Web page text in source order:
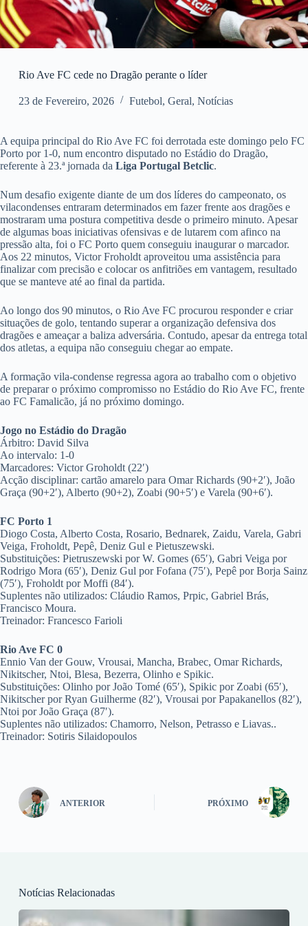
Rio Ave FC cede no Dragão perante o líder
23 de Fevereiro, 2026 Futebol, Geral, Notícias
A equipa principal do Rio Ave FC foi derrotada este domingo pelo FC
Porto por 1-0, num encontro disputado no Estádio do Dragão,
referente à 23.ª jornada da Liga Portugal Betclic.
Num desafio exigente diante de um dos líderes do campeonato, os
vilacondenses entraram determinados em fazer frente aos dragões e
mostraram uma postura competitiva desde o primeiro minuto. Apesar
de algumas boas iniciativas ofensivas e de lutarem com afinco na
pressão alta, foi o FC Porto quem conseguiu inaugurar o marcador.
Aos 22 minutos, Victor Froholdt aproveitou uma assistência para
finalizar com precisão e colocar os anfitriões em vantagem, resultado
que se manteve até ao final da partida.
Ao longo dos 90 minutos, o Rio Ave FC procurou responder e criar
situações de golo, tentando superar a organização defensiva dos
dragões e ameaçar a baliza adversária. Contudo, apesar da entrega total
dos atletas, a equipa não conseguiu chegar ao empate.
A formação vila-condense regressa agora ao trabalho com o objetivo
de preparar o próximo compromisso no Estádio do Rio Ave FC, frente
ao FC Famalicão, já no próximo domingo.
Jogo no Estádio do Dragão
Árbitro: David Silva
Ao intervalo: 1-0
Marcadores: Victor Groholdt (22′)
Acção disciplinar: cartão amarelo para Omar Richards (90+2′), João
Graça (90+2′), Alberto (90+2), Zoabi (90+5′) e Varela (90+6′).
FC Porto 1
Diogo Costa, Alberto Costa, Rosario, Bednarek, Zaidu, Varela, Gabri
Veiga, Froholdt, Pepê, Deniz Gul e Pietuszewski.
Substituições: Pietruszewski por W. Gomes (65′), Gabri Veiga por
Rodrigo Mora (65′), Deniz Gul por Fofana (75′), Pepê por Borja Sainz
(75′), Froholdt por Moffi (84′).
Suplentes não utilizados: Cláudio Ramos, Prpic, Gabriel Brás,
Francisco Moura.
Treinador: Francesco Farioli
Rio Ave FC 0
Ennio Van der Gouw, Vrousai, Mancha, Brabec, Omar Richards,
Nikitscher, Ntoi, Blesa, Bezerra, Olinho e Spikic.
Substituições: Olinho por João Tomé (65′), Spikic por Zoabi (65′),
Nikitscher por Ryan Guilherme (82′), Vrousai por Papakanellos (82′),
Ntoi por João Graça (87′).
Suplentes não utilizados: Chamorro, Nelson, Petrasso e Liavas..
Treinador: Sotiris Silaidopoulos
ANTERIOR PRÓXIMO
Notícias Relacionadas